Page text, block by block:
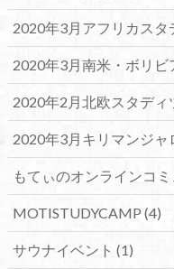
2020年3月アフリカスタ
2020年3月南米・ボリビ
2020年2月北欧スタディ
2020年3月キリマンジ
もてぃのオンラインコミ
MOTISTUDYCAMP (4)
サウナイベント (1)